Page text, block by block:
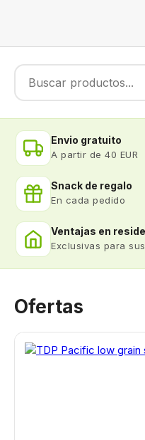
Envio gratuito
A partir de 40 EUR
Snack de regalo
En cada pedido
Ventajas en
Exclusivas para
Ofertas